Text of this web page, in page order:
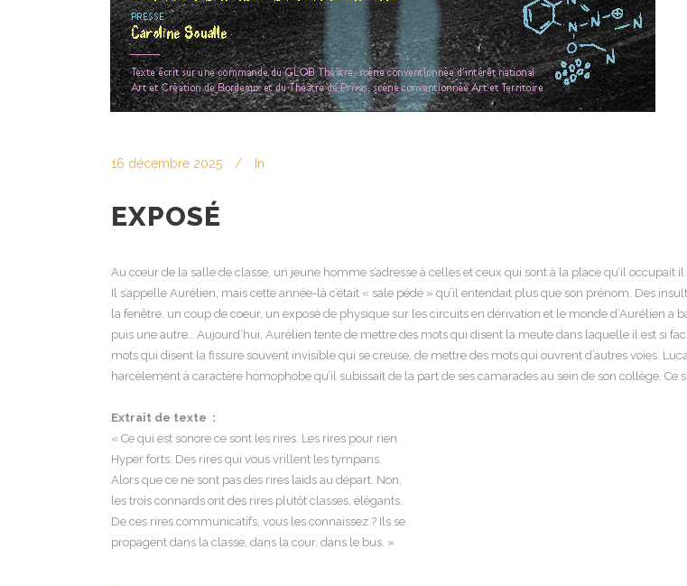
16 décembre 2025 In
EXPOSÉ
Au cœur de la salle de classe, un jeune homme s’adresse à celles et ceux qui sont à la place qu’il occupait
Il s’appelle Aurélien, mais cette année-là c’était « sale pédé » qu’il entendait plus que son prénom. Des
la fenêtre, un coup de coeur, un exposé de physique sur les circuits en dérivation et le monde d’Aurélien a
puis une autre… Aujourd’hui, Aurélien tente de mettre des mots qui disent la meute dans laquelle il est si
mots qui disent la fissure souvent invisible qui se creuse, de mettre des mots qui ouvrent d’autres voies.
harcèlement à caractère homophobe qu’il subissait de la part de ses camarades au sein de son collège.
Extrait de texte :
« Ce qui est sonore ce sont les rires. Les rires pour rien.
Hyper forts. Des rires qui vous vrillent les tympans.
Alors que ce ne sont pas des rires laids au départ. Non,
les trois connards ont des rires plutôt classes, élégants.
De ces rires communicatifs, vous les connaissez ? Ils se
propagent dans la classe, dans la cour, dans le bus. »